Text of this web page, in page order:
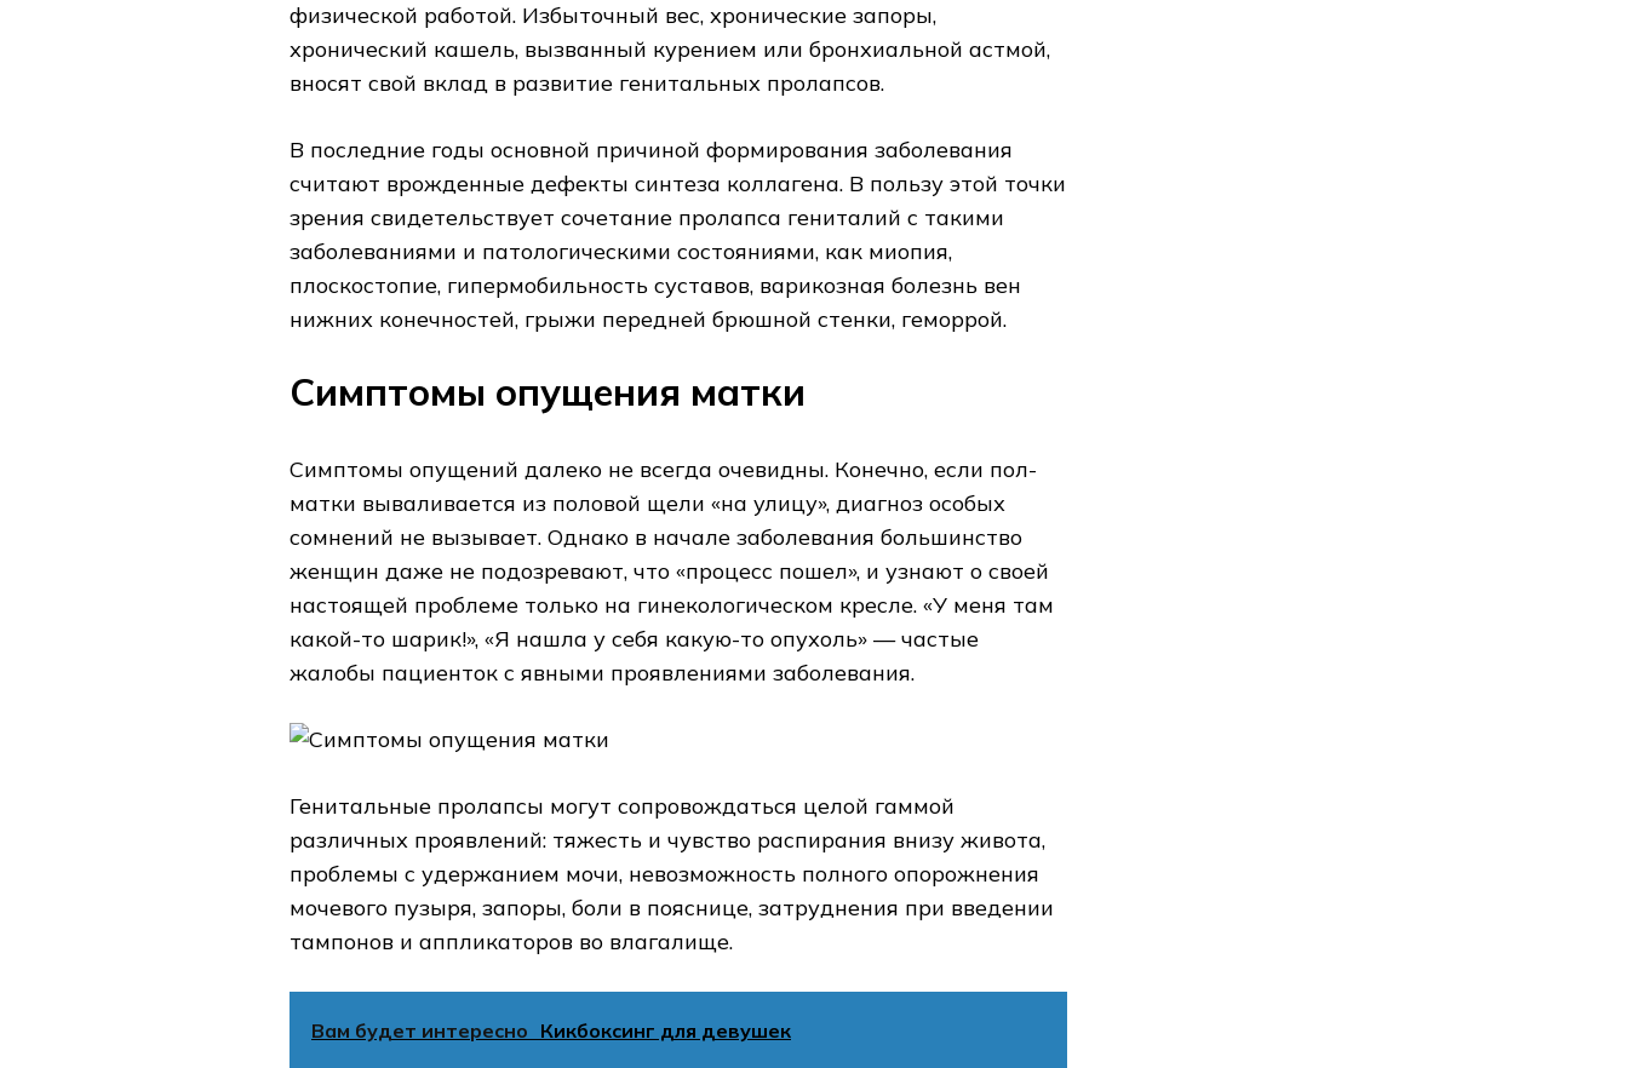
физической работой. Избыточный вес, хронические запоры,
хронический кашель, вызванный курением или бронхиальной астмой,
вносят свой вклад в развитие генитальных пролапсов.
В последние годы основной причиной формирования заболевания
считают врожденные дефекты синтеза коллагена. В пользу этой точки
зрения свидетельствует сочетание пролапса гениталий с такими
заболеваниями и патологическими состояниями, как миопия,
плоскостопие, гипермобильность суставов, варикозная болезнь вен
нижних конечностей, грыжи передней брюшной стенки, геморрой.
Симптомы опущения матки
Симптомы опущений далеко не всегда очевидны. Конечно, если пол-
матки вываливается из половой щели «на улицу», диагноз особых
сомнений не вызывает. Однако в начале заболевания большинство
женщин даже не подозревают, что «процесс пошел», и узнают о своей
настоящей проблеме только на гинекологическом кресле. «У меня там
какой-то шарик!», «Я нашла у себя какую-то опухоль» — частые
жалобы пациенток с явными проявлениями заболевания.
Генитальные пролапсы могут сопровождаться целой гаммой
различных проявлений: тяжесть и чувство распирания внизу живота,
проблемы с удержанием мочи, невозможность полного опорожнения
мочевого пузыря, запоры, боли в пояснице, затруднения при введении
тампонов и аппликаторов во влагалище.
Вам будет интересно Кикбоксинг для девушек